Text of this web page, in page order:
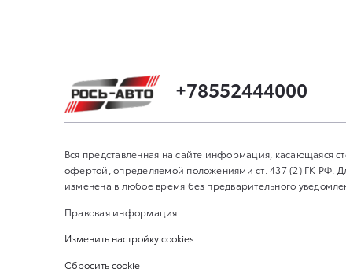
+78552444000
Вся представленная на сайте информация, касающаяся
офертой, определяемой положениями ст. 437 (2) ГК РФ.
изменена в любое время без предварительного
Правовая информация
Изменить настройку cookies
Сбросить cookie